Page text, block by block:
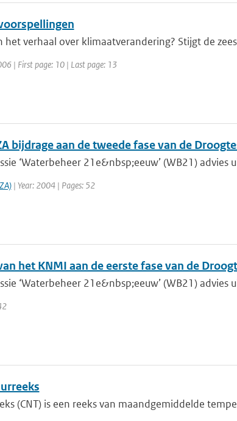
verhaal over klimaatverandering? Stijgt de
| First page: 10 | Last page: 13
bijdrage aan de tweede fase van de
‘Waterbeheer 21e&nbsp;eeuw’ (WB21) advies
| Year: 2004 | Pages: 52
het KNMI aan de eerste fase van de
‘Waterbeheer 21e&nbsp;eeuw’ (WB21) advies
(CNT) is een reeks van maandgemiddelde